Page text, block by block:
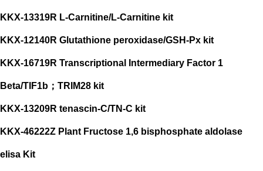
KKX-13319R L-Carnitine/L-Carnitine kit
KKX-12140R Glutathione peroxidase/GSH-Px kit
KKX-16719R Transcriptional Intermediary Factor 1
Beta/TIF1b；TRIM28 kit
KKX-13209R tenascin-C/TN-C kit
KKX-46222Z Plant Fructose 1,6 bisphosphate aldolase
elisa Kit